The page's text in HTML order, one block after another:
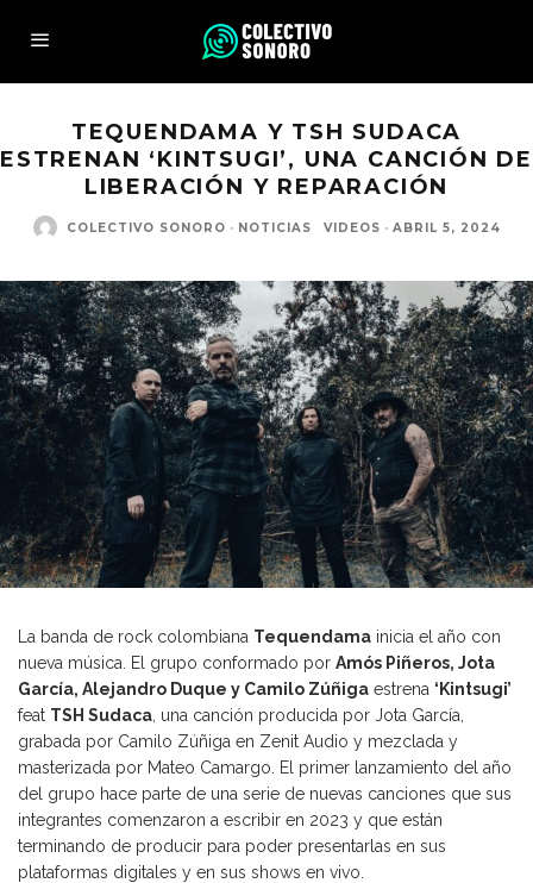
TEQUENDAMA Y TSH SUDACA
ESTRENAN ‘KINTSUGI’, UNA CANCIÓN DE
LIBERACIÓN Y REPARACIÓN
COLECTIVO SONORO · NOTICIAS VIDEOS · ABRIL 5, 2024
La banda de rock colombiana Tequendama inicia el año con
nueva música. El grupo conformado por Amós Piñeros, Jota
García, Alejandro Duque y Camilo Zúñiga estrena ‘Kintsugi’
feat TSH Sudaca , una canción producida por Jota García,
grabada por Camilo Zúñiga en Zenit Audio y mezclada y
masterizada por Mateo Camargo. El primer lanzamiento del año
del grupo hace parte de una serie de nuevas canciones que sus
integrantes comenzaron a escribir en 2023 y que están
terminando de producir para poder presentarlas en sus
plataformas digitales y en sus shows en vivo.